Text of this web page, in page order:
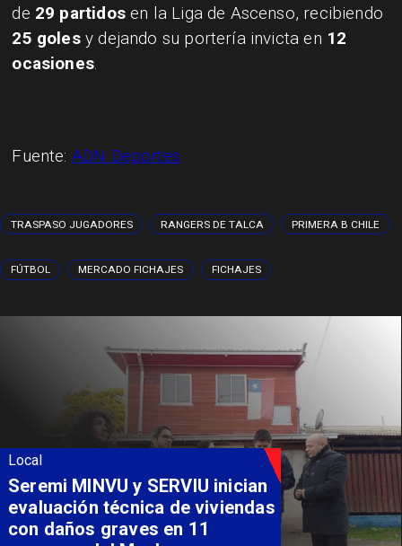
de 29 partidosen la Liga de Ascenso, recibiendo
25 golesy dejando su portería invicta en 12
ocasiones.
Fuente: ADN Deportes
TRASPASO JUGADORES RANGERS DE TALCA PRIMERA B CHILE
FÚTBOL MERCADO FICHAJES FICHAJES
Local
Fondo Orasmi entrega apoyo a
familia de Romeral para
costear alimentación
especializada de niño con